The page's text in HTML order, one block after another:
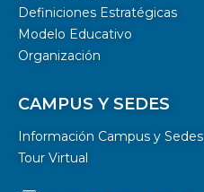
Definiciones Estratégicas
Modelo Educativo
Organización
CAMPUS Y SEDES
Información Campus y Sedes
Tour Virtual